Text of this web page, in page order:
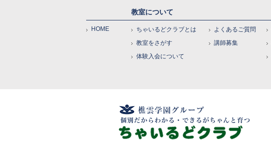
教室について
HOME
ちゃいるどクラブとは
教室をさがす
体験入会について
よくあるご質問
講師募集